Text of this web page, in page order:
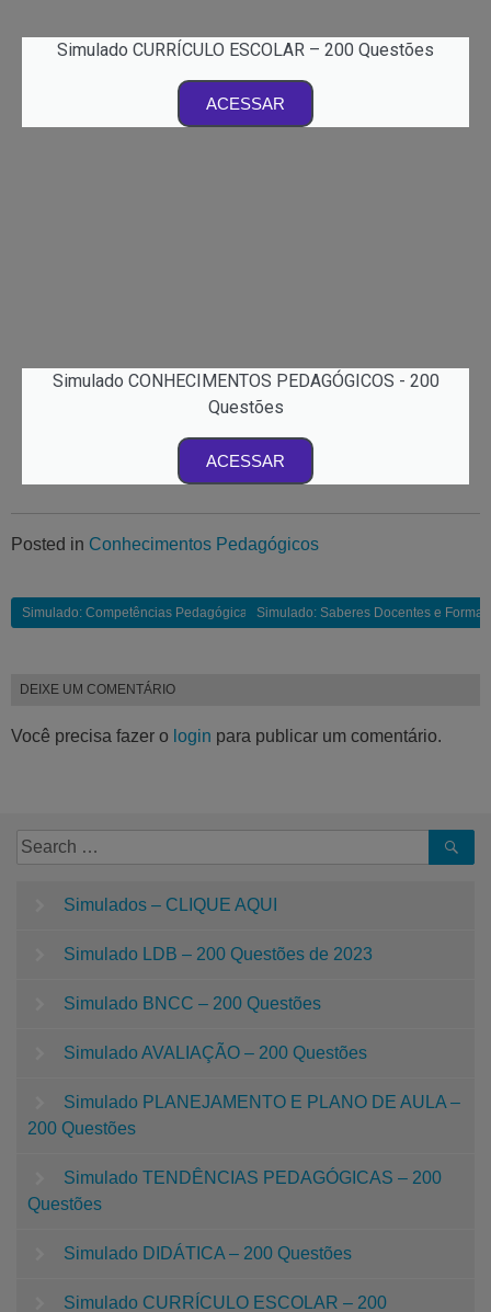
Simulado CURRÍCULO ESCOLAR – 200 Questões
ACESSAR
Simulado CONHECIMENTOS PEDAGÓGICOS - 200
Questões
ACESSAR
Posted in Conhecimentos Pedagógicos
Simulado: Competências Pedagógicas e Formação Docente | 1 pdf para
Simulado: Saberes Docentes e
DEIXE UM COMENTÁRIO
Você precisa fazer o login para publicar um comentário.
Simulados – CLIQUE AQUI
Simulado LDB – 200 Questões de 2023
Simulado BNCC – 200 Questões
Simulado AVALIAÇÃO – 200 Questões
Simulado PLANEJAMENTO E PLANO DE AULA –
200 Questões
Simulado TENDÊNCIAS PEDAGÓGICAS – 200
Questões
Simulado DIDÁTICA – 200 Questões
Simulado CURRÍCULO ESCOLAR – 200